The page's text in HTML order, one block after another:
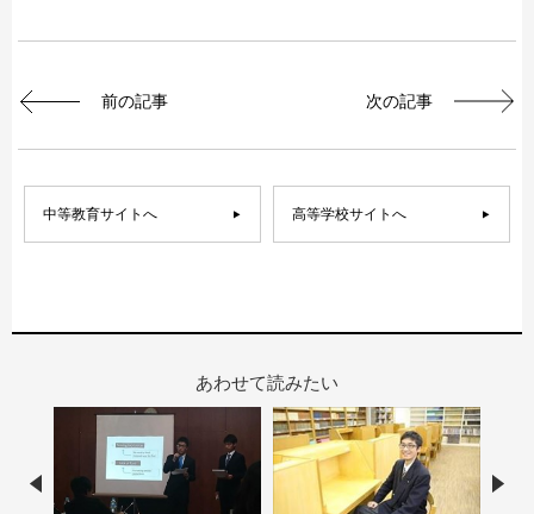
前の記事 次の記事
中等教育サイトへ 高等学校サイトへ
あわせて読みたい
Prev